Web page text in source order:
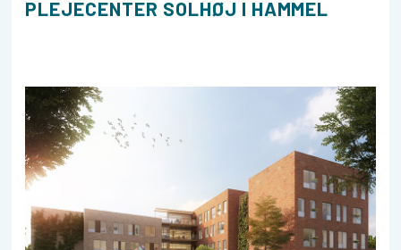
PLEJECENTER SOLHØJ I HAMMEL